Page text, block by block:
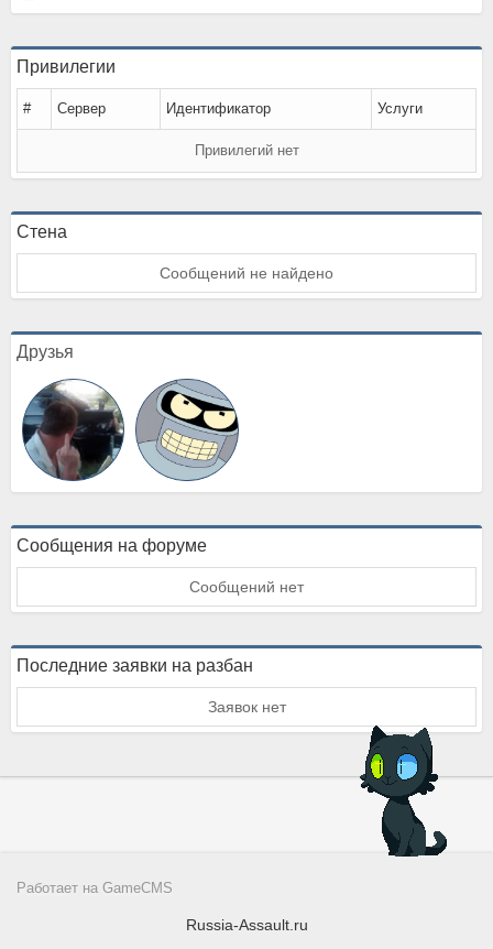
Привилегии
# Сервер Идентификатор Услуги
Привилегий нет
Стена
Сообщений не найдено
Друзья
Сообщения на форуме
Сообщений нет
Последние заявки на разбан
Заявок нет
Работает на GameCMS
Russia-Assault.ru